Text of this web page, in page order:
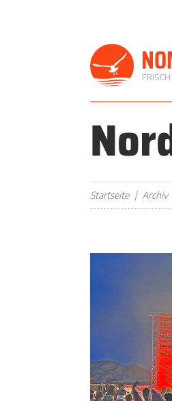
Startseite Archiv